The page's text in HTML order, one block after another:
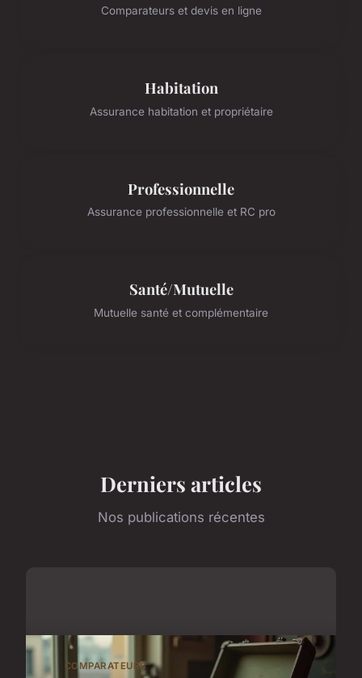
Comparateurs et devis en ligne
Habitation
Assurance habitation et propriétaire
Professionnelle
Assurance professionnelle et RC pro
Santé/Mutuelle
Mutuelle santé et complémentaire
Derniers articles
Nos publications récentes
COMPARATEURS